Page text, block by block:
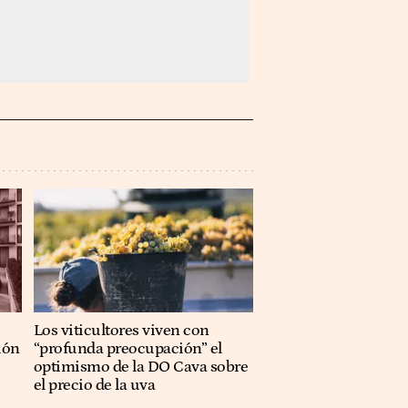
Los viticultores viven con
“profunda preocupación” el
optimismo de la DO Cava sobre
el precio de la uva